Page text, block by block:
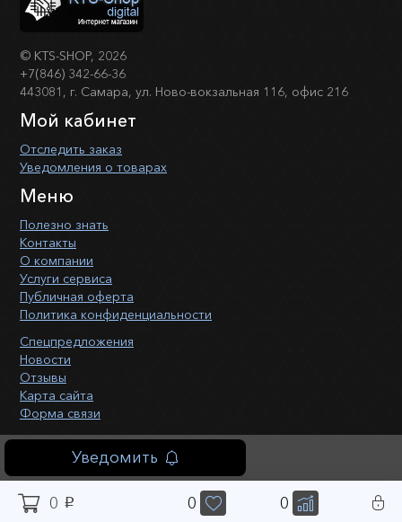
Уведомить
© KTS-SHOP, 2026
+7(846) 342-66-36
443081, г. Самара, ул. Ново-вокзальная 116, офис 216
Мой кабинет
Отследить заказ
Уведомления о товарах
Меню
Полезно знать
Контакты
О компании
Услуги сервиса
Публичная оферта
Политика конфиденциальности
Спецпредложения
Новости
Отзывы
Карта сайта
Форма связи
0 p 0 0